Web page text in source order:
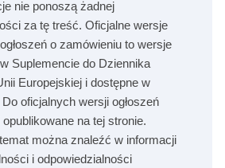
nie ponoszą żadnej
za tę treść. Oficjalne wersje
o zamówieniu to wersje
Suplemencie do Dziennika
Europejskiej i dostępne w
Do oficjalnych wersji ogłoszeń
na tej stronie.
można znaleźć w informacji
i odpowiedzialności